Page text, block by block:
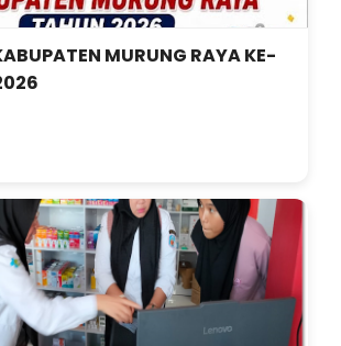
MURUNG RAYA KE-